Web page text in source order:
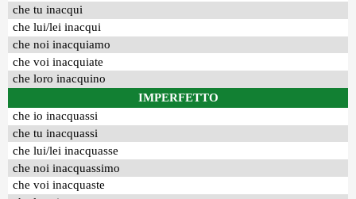
che tu inacqui
che lui/lei inacqui
che noi inacquiamo
che voi inacquiate
che loro inacquino
IMPERFETTO
che io inacquassi
che tu inacquassi
che lui/lei inacquasse
che noi inacquassimo
che voi inacquaste